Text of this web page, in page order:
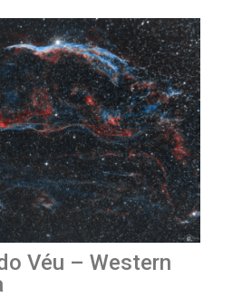
Véu – Western